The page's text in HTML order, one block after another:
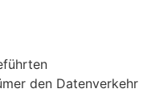
den Datenverkehr